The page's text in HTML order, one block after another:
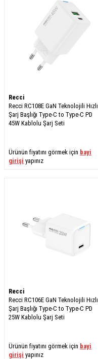
Recci
Recci RC108E GaN Teknolojili Hızlı
Şarj Başlığı Type-C to Type-C PD
45W Kablolu Şarj Seti
Ürünün fiyatını görmek için bayi
girişi yapınız
Recci
Recci RC106E GaN Teknolojili Hızlı
Şarj Başlığı Type-C to Type-C PD
25W Kablolu Şarj Seti
Ürünün fiyatını görmek için bayi
girişi yapınız